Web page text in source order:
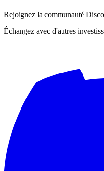
Rejoignez la communauté
Échangez avec d'autres